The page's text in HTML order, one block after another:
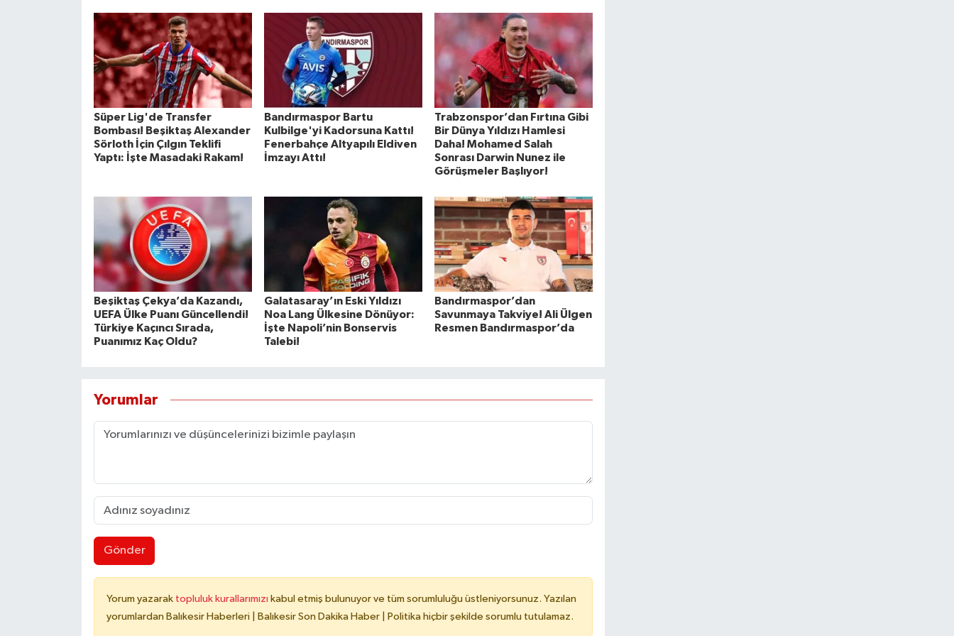
Süper Lig'de Transfer
Bombası! Beşiktaş Alexander
Sörloth İçin Çılgın Teklifi
Yaptı: İşte Masadaki Rakam!
Bandırmaspor Bartu
Kulbilge'yi Kadorsuna Kattı!
Fenerbahçe Altyapılı Eldiven
İmzayı Attı!
Trabzonspor’dan Fırtına Gibi
Bir Dünya Yıldızı Hamlesi
Daha! Mohamed Salah
Sonrası Darwin Nunez ile
Görüşmeler Başlıyor!
Beşiktaş Çekya’da Kazandı,
UEFA Ülke Puanı Güncellendi!
Türkiye Kaçıncı Sırada,
Puanımız Kaç Oldu?
Galatasaray’ın Eski Yıldızı
Noa Lang Ülkesine Dönüyor:
İşte Napoli’nin Bonservis
Talebi!
Bandırmaspor’dan
Savunmaya Takviye! Ali Ülgen
Resmen Bandırmaspor’da
Yorumlar
Gönder
Yorum yazarak topluluk kurallarımızı kabul etmiş bulunuyor ve tüm sorumluluğu üstleniyorsunuz. Yazılan
yorumlardan Balıkesir Haberleri | Balıkesir Son Dakika Haber | Politika hiçbir şekilde sorumlu tutulamaz.